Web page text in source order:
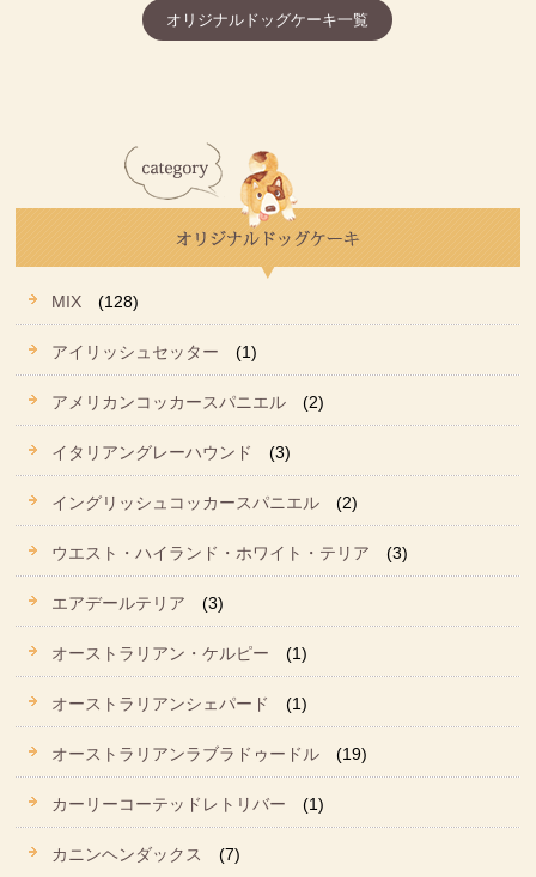
オリジナルドッグケーキ一覧
MIX (128)
アイリッシュセッター (1)
アメリカンコッカースパニエル (2)
イタリアングレーハウンド (3)
イングリッシュコッカースパニエル (2)
ウエスト・ハイランド・ホワイト・テリア (3)
エアデールテリア (3)
オーストラリアン・ケルピー (1)
オーストラリアンシェパード (1)
オーストラリアンラブラドゥードル (19)
カーリーコーテッドレトリバー (1)
カニンヘンダックス (7)